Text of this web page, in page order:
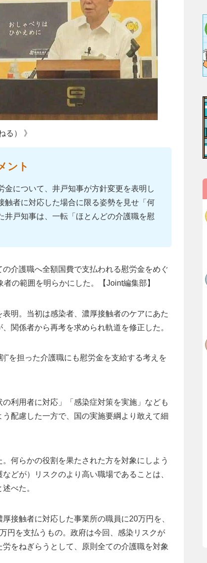
る） 》
ント
について、井戸知事が方針変更を表明し
触者に対応した場合に限る姿勢を見せ「何
井戸知事は、一転「ほとんどの介護職を慰
介護職へ全額国費で支払われる慰労金をめぐ
の範囲を明らかにした。【Joint編集部】
明。当初は感染者、濃厚接触者のケアにあた
関係者から再考を求められ軌道を修正した。
"を担った介護職にも慰労金を支給する考えを
利用者に対応」「感染症対策を実施」なども
配慮した一方で、国の実施要綱より敢えて細
何らかの役割を果たされた方を対象にしよう
どが）リスクのより高い職場であることは、
べた。
接触者に対応した事業所の職員に20万円を、
円を支払うもの。政府は今回、感染リスクが
をねぎらうとして、原則全ての介護職を対象